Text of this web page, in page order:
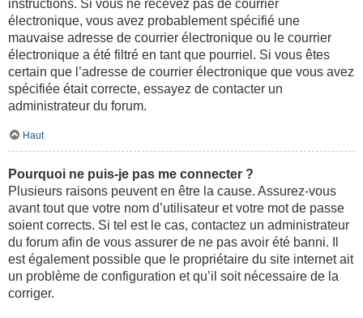
instructions. Si vous ne recevez pas de courrier
électronique, vous avez probablement spécifié une
mauvaise adresse de courrier électronique ou le courrier
électronique a été filtré en tant que pourriel. Si vous êtes
certain que l’adresse de courrier électronique que vous avez
spécifiée était correcte, essayez de contacter un
administrateur du forum.
Haut
Pourquoi ne puis-je pas me connecter ?
Plusieurs raisons peuvent en être la cause. Assurez-vous
avant tout que votre nom d’utilisateur et votre mot de passe
soient corrects. Si tel est le cas, contactez un administrateur
du forum afin de vous assurer de ne pas avoir été banni. Il
est également possible que le propriétaire du site internet ait
un problème de configuration et qu’il soit nécessaire de la
corriger.